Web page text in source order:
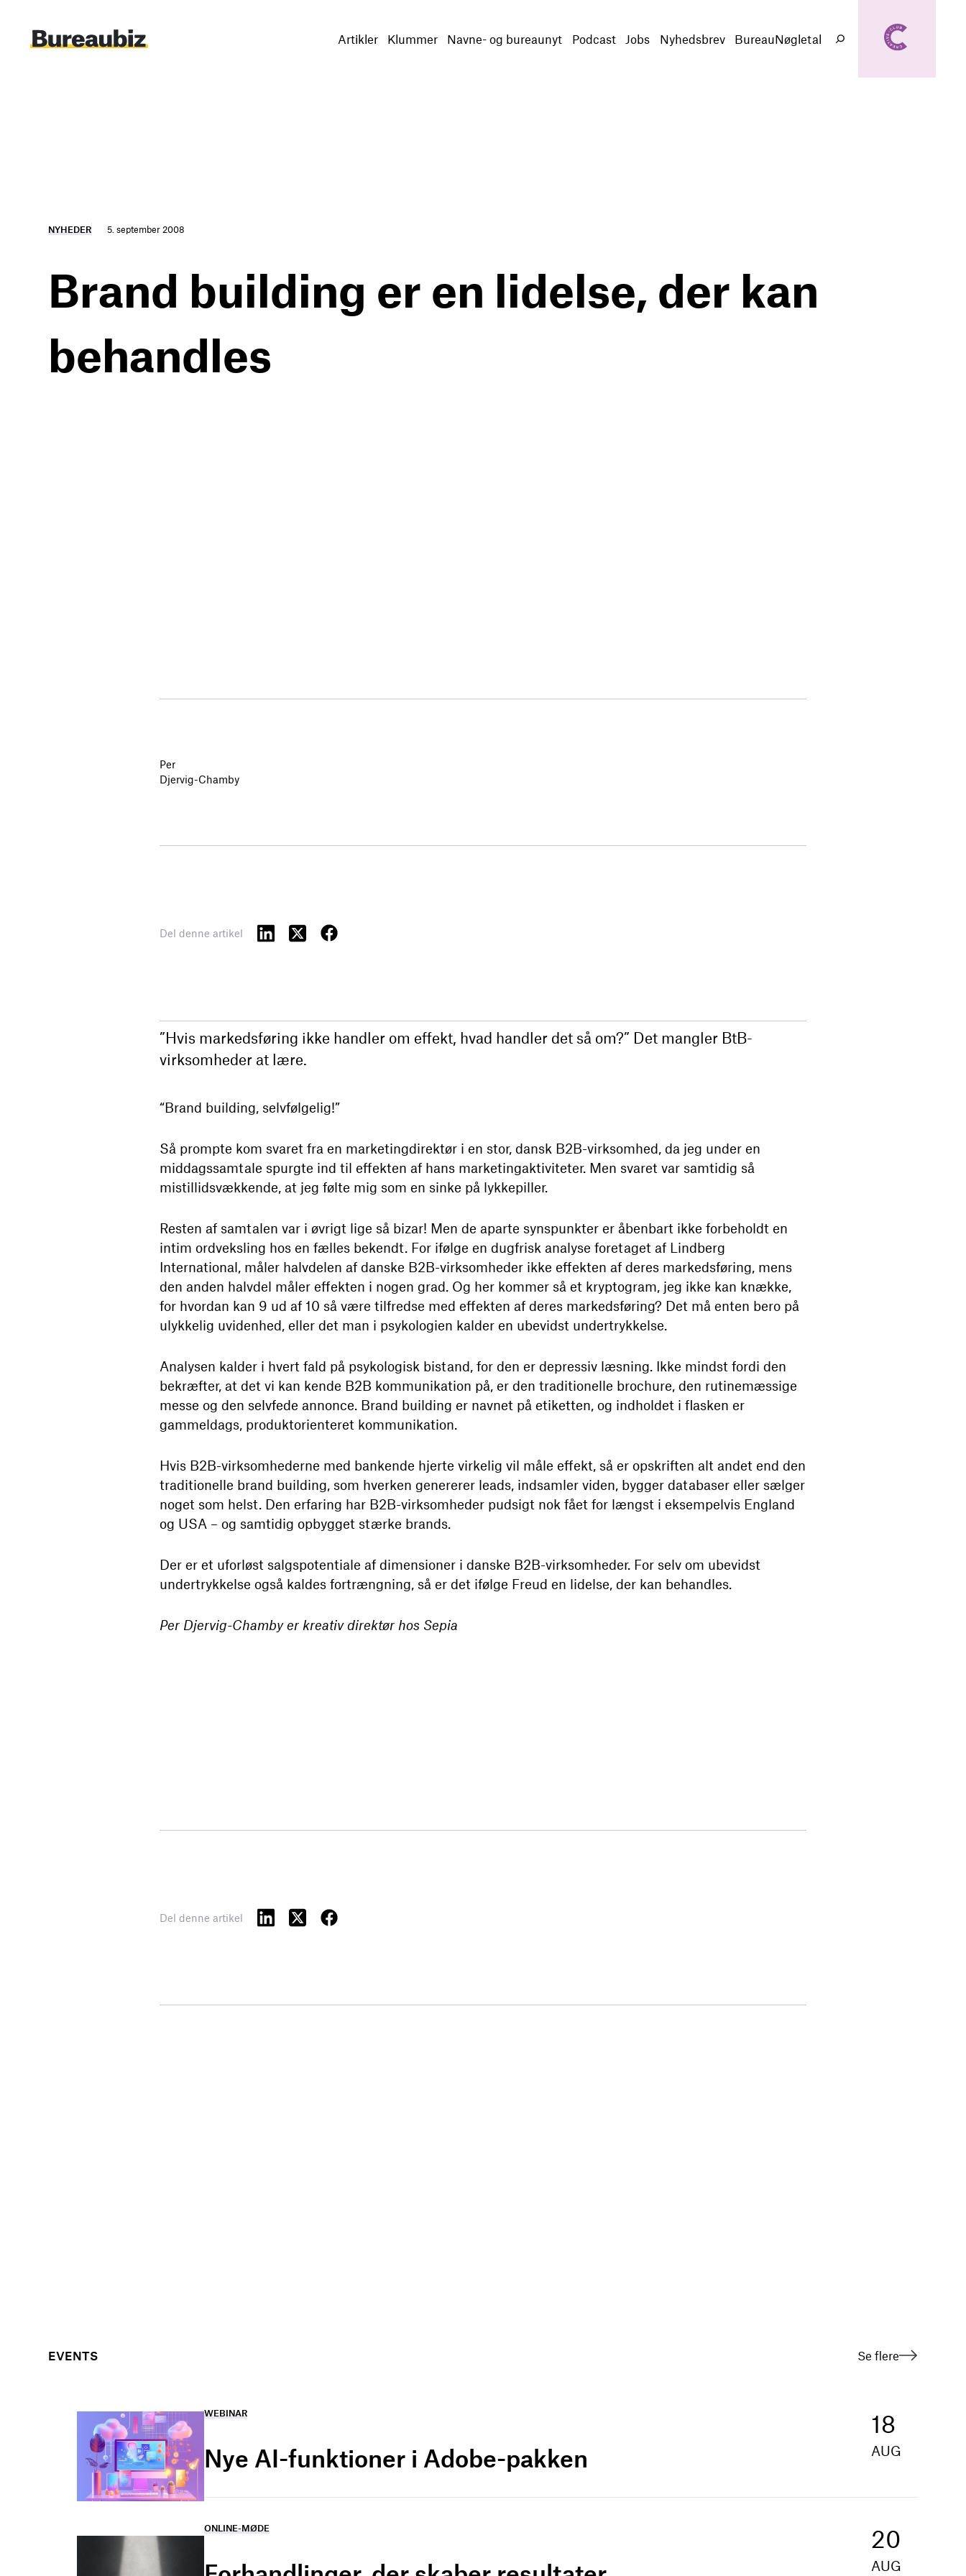
indhold
Artikler Klummer Navne- og bureaunyt Podcast Jobs Nyhedsbrev BureauNøgletal
Søg
NYHEDER 5. september 2008
Brand building er en lidelse, der kan
behandles
Per
Djervig-Chamby
Del denne artikel
”Hvis markedsføring ikke handler om effekt, hvad handler det så om?” Det mangler BtB-
virksomheder at lære.
“Brand building, selvfølgelig!”
Så prompte kom svaret fra en marketingdirektør i en stor, dansk B2B-virksomhed, da jeg under en
middagssamtale spurgte ind til effekten af hans marketingaktiviteter. Men svaret var samtidig så
mistillidsvækkende, at jeg følte mig som en sinke på lykkepiller.
Resten af samtalen var i øvrigt lige så bizar! Men de aparte synspunkter er åbenbart ikke forbeholdt en
intim ordveksling hos en fælles bekendt. For ifølge en dugfrisk analyse foretaget af Lindberg
International, måler halvdelen af danske B2B-virksomheder ikke effekten af deres markedsføring, mens
den anden halvdel måler effekten i nogen grad. Og her kommer så et kryptogram, jeg ikke kan knække,
for hvordan kan 9 ud af 10 så være tilfredse med effekten af deres markedsføring? Det må enten bero på
ulykkelig uvidenhed, eller det man i psykologien kalder en ubevidst undertrykkelse.
Analysen kalder i hvert fald på psykologisk bistand, for den er depressiv læsning. Ikke mindst fordi den
bekræfter, at det vi kan kende B2B kommunikation på, er den traditionelle brochure, den rutinemæssige
messe og den selvfede annonce. Brand building er navnet på etiketten, og indholdet i flasken er
gammeldags, produktorienteret kommunikation.
Hvis B2B-virksomhederne med bankende hjerte virkelig vil måle effekt, så er opskriften alt andet end den
traditionelle brand building, som hverken genererer leads, indsamler viden, bygger databaser eller sælger
noget som helst. Den erfaring har B2B-virksomheder pudsigt nok fået for længst i eksempelvis England
og USA – og samtidig opbygget stærke brands.
Der er et uforløst salgspotentiale af dimensioner i danske B2B-virksomheder. For selv om ubevidst
undertrykkelse også kaldes fortrængning, så er det ifølge Freud en lidelse, der kan behandles.
Per Djervig-Chamby er kreativ direktør hos Sepia
Del denne artikel
EVENTS Se flere
WEBINAR
Nye AI-funktioner i Adobe-pakken
18
AUG
ONLINE-MØDE 20
AUG